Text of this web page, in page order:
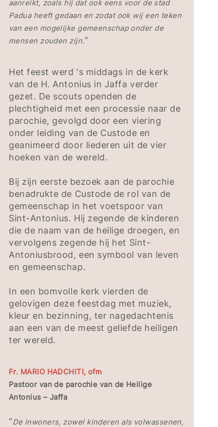
aanreikt, zoals hij dat ook eens voor de stad
Padua heeft gedaan en zodat ook wij een teken
van een mogelijke gemeenschap onder de
mensen zouden zijn.”
Het feest werd 's middags in de kerk
van de H. Antonius in Jaffa verder
gezet. De scouts openden de
plechtigheid met een processie naar de
parochie, gevolgd door een viering
onder leiding van de Custode en
geanimeerd door liederen uit de vier
hoeken van de wereld.
Bij zijn eerste bezoek aan de parochie
benadrukte de Custode de rol van de
gemeenschap in het voetspoor van
Sint-Antonius. Hij zegende de kinderen
die de naam van de heilige droegen, en
vervolgens zegende hij het Sint-
Antoniusbrood, een symbool van leven
en gemeenschap.
In een bomvolle kerk vierden de
gelovigen deze feestdag met muziek,
kleur en bezinning, ter nagedachtenis
aan een van de meest geliefde heiligen
ter wereld.
Fr. MARIO HADCHITI, ofm
Pastoor van de parochie van de Heilige
Antonius – Jaffa
“De inwoners, zowel kinderen als volwassenen,